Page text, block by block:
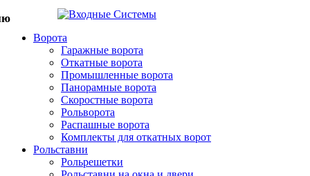
Ворота
Гаражные ворота
Откатные ворота
Промышленные ворота
Панорамные ворота
Скоростные ворота
Рольворота
Распашные ворота
Комплекты для откатных ворот
Рольставни
Рольрешетки